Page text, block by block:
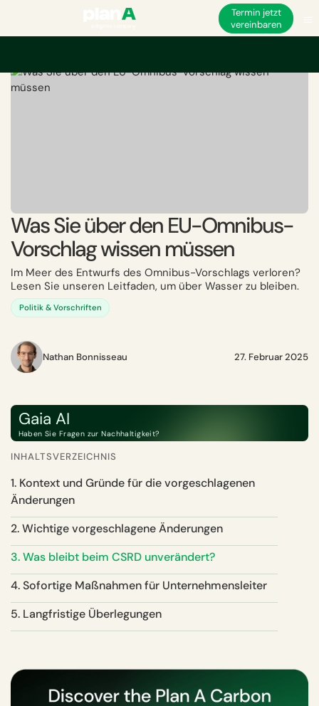
Termin jetzt
vereinbaren
Was Sie über den EU-Omnibus-
Vorschlag wissen müssen
Im Meer des Entwurfs des Omnibus-Vorschlags verloren?
Lesen Sie unseren Leitfaden, um über Wasser zu bleiben.
Politik & Vorschriften
Nathan Bonnisseau 27. Februar 2025
Gaia AI
Haben Sie Fragen zur Nachhaltigkeit?
INHALTSVERZEICHNIS
1. Kontext und Gründe für die vorgeschlagenen
Änderungen
2. Wichtige vorgeschlagene Änderungen
3. Was bleibt beim CSRD unverändert?
4. Sofortige Maßnahmen für Unternehmensleiter
5. Langfristige Überlegungen